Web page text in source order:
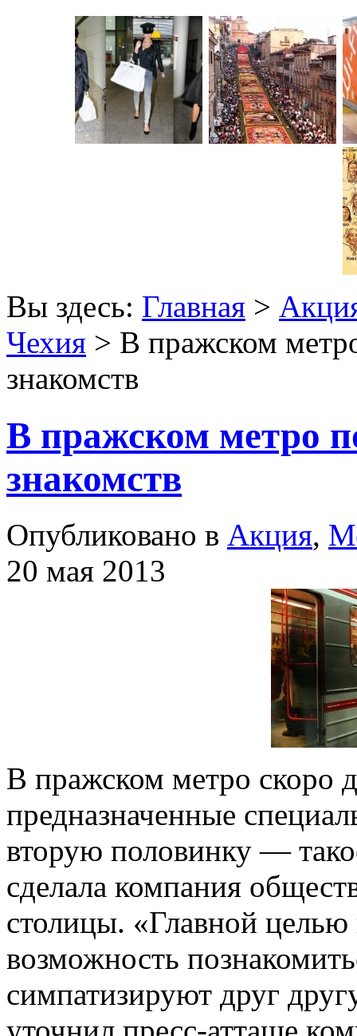
Вы здесь: Главная >
Чехия > В пражском
знакомств
В пражском метро
знакомств
Опубликовано в Акция,
20 мая 2013
В пражском метро скоро
предназначенные
вторую половинку —
сделала компания
столицы. «Главной целью
возможность
симпатизируют друг